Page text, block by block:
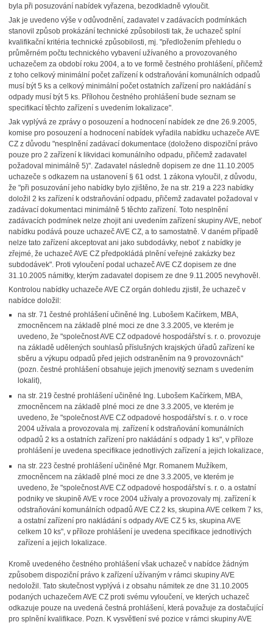
byla při posuzování nabídek vyřazena, bezodkladně vyloučit.
Jak je uvedeno výše v odůvodnění, zadavatel v zadávacích podmínkách
stanovil způsob prokázání technické způsobilosti tak, že uchazeč splní
kvalifikační kritéria technické způsobilosti, mj. "předložením přehledu o
průměrném počtu technického vybavení užívaného a provozovaného
uchazečem za období roku 2004, a to ve formě čestného prohlášení, přičemž
z toho celkový minimální počet zařízení k odstraňování komunálních odpadů
musí být 5 ks a celkový minimální počet ostatních zařízení pro nakládání s
odpady musí být 5 ks. Přílohou čestného prohlášení bude seznam se
specifikací těchto zařízení s uvedením lokalizace".
Jak vyplývá ze zprávy o posouzení a hodnocení nabídek ze dne 26.9.2005,
komise pro posouzení a hodnocení nabídek vyřadila nabídku uchazeče AVE
CZ z důvodu "nesplnění zadávací dokumentace (doloženo dispoziční právo
pouze pro 2 zařízení k likvidaci komunálního odpadu, přičemž zadavatel
požadoval minimálně 5)". Zadavatel následně dopisem ze dne 11.10.2005
uchazeče s odkazem na ustanovení § 61 odst. 1 zákona vyloučil, z důvodu,
že "při posuzování jeho nabídky bylo zjištěno, že na str. 219 a 223 nabídky
doložil 2 ks zařízení k odstraňování odpadu, přičemž zadavatel požadoval v
zadávací dokumentaci minimálně 5 těchto zařízení. Toto nesplnění
zadávacích podmínek nelze zhojit ani uvedením zařízení skupiny AVE, neboť
nabídku podává pouze uchazeč AVE CZ, a to samostatně. V daném případě
nelze tato zařízení akceptovat ani jako subdodávky, neboť z nabídky je
zřejmé, že uchazeč AVE CZ předpokládá plnění veřejné zakázky bez
subdodávek". Proti vyloučení podal uchazeč AVE CZ dopisem ze dne
31.10.2005 námitky, kterým zadavatel dopisem ze dne 9.11.2005 nevyhověl.
Kontrolou nabídky uchazeče AVE CZ orgán dohledu zjistil, že uchazeč v
nabídce doložil:
na str. 71 čestné prohlášení učiněné Ing. Lubošem Kačírkem, MBA,
zmocněncem na základě plné moci ze dne 3.3.2005, ve kterém je
uvedeno, že "společnost AVE CZ odpadové hospodářství s. r. o. provozuje
na základě udělených souhlasů příslušných krajských úřadů zařízení ke
sběru a výkupu odpadů před jejich odstraněním na 9 provozovnách"
(pozn. čestné prohlášení obsahuje jejich jmenovitý seznam s uvedením
lokalit),
na str. 219 čestné prohlášení učiněné Ing. Lubošem Kačírkem, MBA,
zmocněncem na základě plné moci ze dne 3.3.2005, ve kterém je
uvedeno, že "společnost AVE CZ odpadové hospodářství s. r. o. v roce
2004 užívala a provozovala mj. zařízení k odstraňování komunálních
odpadů 2 ks a ostatních zařízení pro nakládání s odpady 1 ks", v příloze
prohlášení je uvedena specifikace jednotlivých zařízení a jejich lokalizace,
na str. 223 čestné prohlášení učiněné Mgr. Romanem Mužíkem,
zmocněncem na základě plné moci ze dne 3.3.2005, ve kterém je
uvedeno, že "společnost AVE CZ odpadové hospodářství s. r. o. a ostatní
podniky ve skupině AVE v roce 2004 užívaly a provozovaly mj. zařízení k
odstraňování komunálních odpadů AVE CZ 2 ks, skupina AVE celkem 7 ks,
a ostatní zařízení pro nakládání s odpady AVE CZ 5 ks, skupina AVE
celkem 10 ks", v příloze prohlášení je uvedena specifikace jednotlivých
zařízení a jejich lokalizace.
Kromě uvedeného čestného prohlášení však uchazeč v nabídce žádným
způsobem dispoziční právo k zařízení užívaným v rámci skupiny AVE
nedoložil. Tato skutečnost vyplývá i z obsahu námitek ze dne 31.10.2005
podaných uchazečem AVE CZ proti svému vyloučení, ve kterých uchazeč
odkazuje pouze na uvedená čestná prohlášení, která považuje za dostačující
pro splnění kvalifikace. Pozn. K vysvětlení své pozice v rámci skupiny AVE